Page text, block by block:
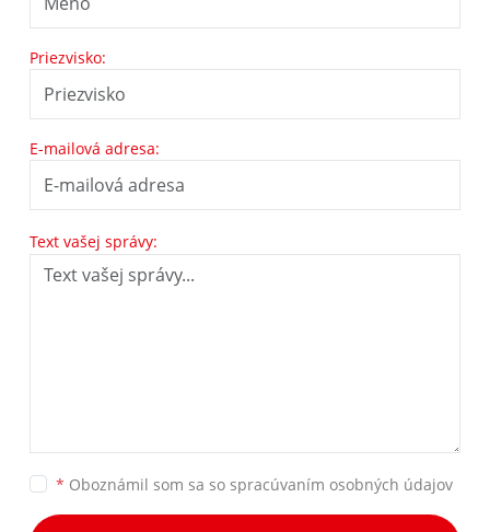
Priezvisko:
E-mailová adresa:
Text vašej správy:
* Oboznámil som sa so spracúvaním osobných údajov